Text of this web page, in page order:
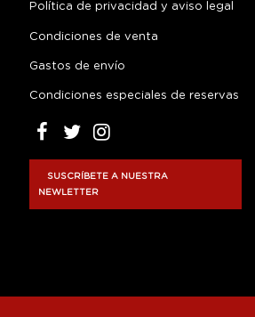
Política de privacidad y aviso legal
Condiciones de venta
Gastos de envío
Condiciones especiales de reservas
SUSCRÍBETE A NUESTRA
NEWLETTER